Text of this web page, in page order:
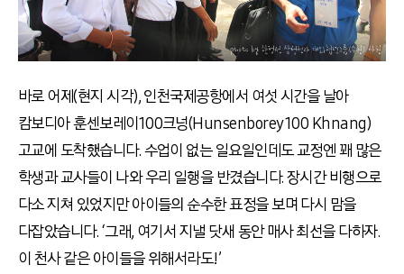
바로 어제(현지 시각), 인천국제공항에서 여섯 시간을 날아
캄보디아 훈센보레이100크넝(Hunsenborey 100 Khnang)
고교에 도착했습니다. 수업이 없는 일요일인데도 교정엔 꽤 많은
학생과 교사들이 나와 우리 일행을 반겼습니다. 장시간 비행으로
다소 지쳐 있었지만 아이들의 순수한 표정을 보며 다시 맘을
다잡았습니다. ‘그래, 여기서 지낼 닷새 동안 매사 최선을 다하자.
이 천사 같은 아이들을 위해서라도!’